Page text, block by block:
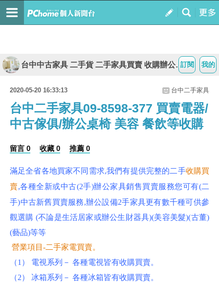
我的
訂閱
台中中古家具 二手貨 二手家具買賣 收購辦公家具 2手貨
2020-05-20 16:33:13 台中二手家具
台中二手家具09-8598-377 買賣電器/
中古傢俱/辦公桌椅 美容 餐飲等收購
留言 0 收藏 0 推薦 0
滿足全省各地買家不同需求,我們有提供完整的二手收購買
賣,各種全新或中古(2手)辦公家具銷售買賣服務您可有(二
手)中古新舊買賣服務,辦公設備2手家具更有數千種可供參
觀選購 (不論是生活居家或辦公生財器具)(美容美髮)(古董)
(藝品)等等
營業項目-二手家電買賣。
（1） 電視系列－ 各種電視皆有收購買賣。
（2） 冰箱系列－ 各種冰箱皆有收購買賣。